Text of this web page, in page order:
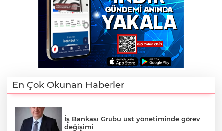
En Çok Okunan Haberler
İş Bankası Grubu üst yönetiminde görev
değişimi